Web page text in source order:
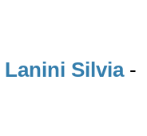
Lanini Silvia-